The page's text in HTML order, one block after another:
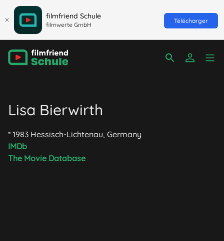
filmfriend Schule
filmwerte GmbH
Télécharger
Lisa Bierwirth
* 1983 Hessisch-Lichtenau, Germany
IMDb
The Movie Database